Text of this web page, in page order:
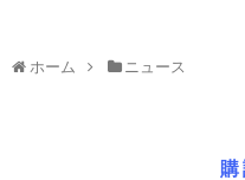
ホーム ニュース